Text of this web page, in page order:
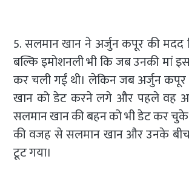
5. सलमान खान ने अर्जुन कपूर की मदद
बल्कि इमोशनली भी कि जब उनकी मां
कर चली गईं थी। लेकिन जब अर्जुन कपूर
खान को डेट करने लगे और पहले वह
सलमान खान की बहन को भी डेट कर
की वजह से सलमान खान और उनके बीच
टूट गया।